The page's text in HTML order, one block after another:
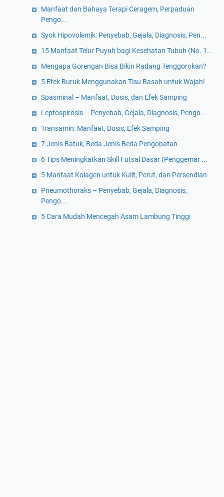
Manfaat dan Bahaya Terapi Ceragem, Perpaduan
Pengo...
Syok Hipovolemik: Penyebab, Gejala, Diagnosis, Pen...
15 Manfaat Telur Puyuh bagi Kesehatan Tubuh (No. 1...
Mengapa Gorengan Bisa Bikin Radang Tenggorokan?
5 Efek Buruk Menggunakan Tisu Basah untuk Wajah!
Spasminal – Manfaat, Dosis, dan Efek Samping
Leptospirosis – Penyebab, Gejala, Diagnosis, Pengo...
Transamin: Manfaat, Dosis, Efek Samping
7 Jenis Batuk, Beda Jenis Beda Pengobatan
6 Tips Meningkatkan Skill Futsal Dasar (Penggemar ...
5 Manfaat Kolagen untuk Kulit, Perut, dan Persendian
Pneumothoraks – Penyebab, Gejala, Diagnosis,
Pengo...
5 Cara Mudah Mencegah Asam Lambung Tinggi